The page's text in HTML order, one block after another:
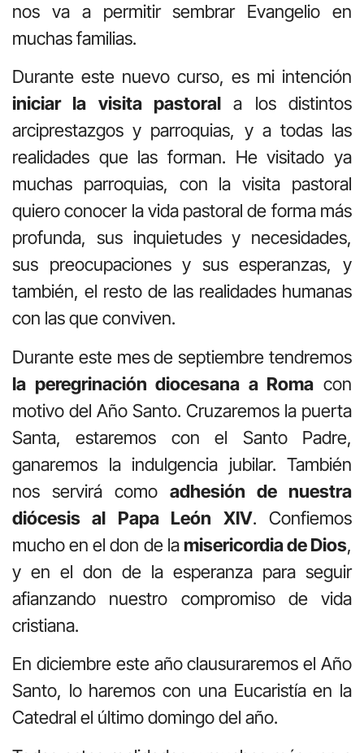
nos va a permitir sembrar Evangelio en
muchas familias.
Durante este nuevo curso, es mi intención
iniciar la visita pastoral a los distintos
arciprestazgos y parroquias, y a todas las
realidades que las forman. He visitado ya
muchas parroquias, con la visita pastoral
quiero conocer la vida pastoral de forma más
profunda, sus inquietudes y necesidades,
sus preocupaciones y sus esperanzas, y
también, el resto de las realidades humanas
con las que conviven.
Durante este mes de septiembre tendremos
la peregrinación diocesana a Roma con
motivo del Año Santo. Cruzaremos la puerta
Santa, estaremos con el Santo Padre,
ganaremos la indulgencia jubilar. También
nos servirá como adhesión de nuestra
diócesis al Papa León XIV. Confiemos
mucho en el don de la misericordia de Dios,
y en el don de la esperanza para seguir
afianzando nuestro compromiso de vida
cristiana.
En diciembre este año clausuraremos el Año
Santo, lo haremos con una Eucaristía en la
Catedral el último domingo del año.